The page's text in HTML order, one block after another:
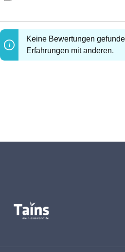
Keine Bewertungen
Erfahrungen mit anderen.